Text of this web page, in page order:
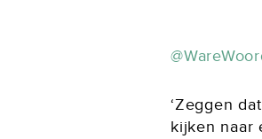
‘Zeggen
kijken naar